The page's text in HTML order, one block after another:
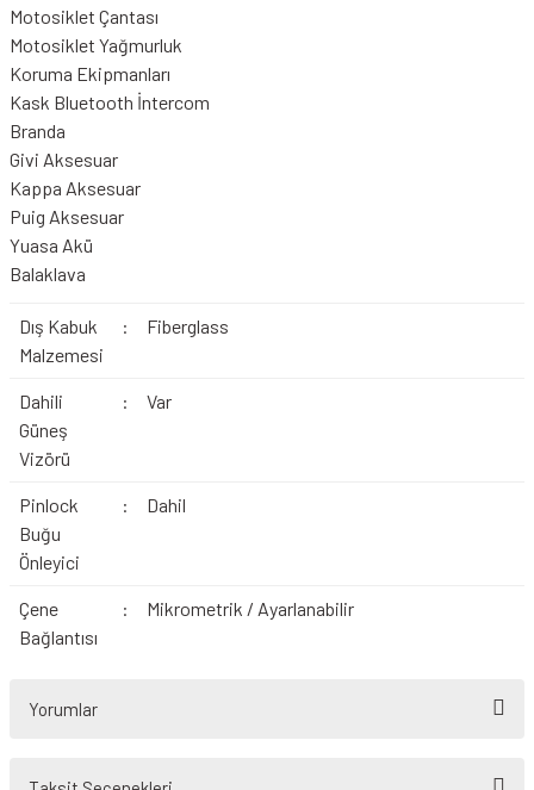
Motosiklet Çantası
Motosiklet Yağmurluk
Koruma Ekipmanları
Kask Bluetooth İntercom
Branda
Givi Aksesuar
Kappa Aksesuar
Puig Aksesuar
Yuasa Akü
Balaklava
Dış Kabuk
Malzemesi
: Fiberglass
Dahili
Güneş
Vizörü
: Var
Pinlock
Buğu
Önleyici
: Dahil
Çene
Bağlantısı
: Mikrometrik / Ayarlanabilir
Yorumlar